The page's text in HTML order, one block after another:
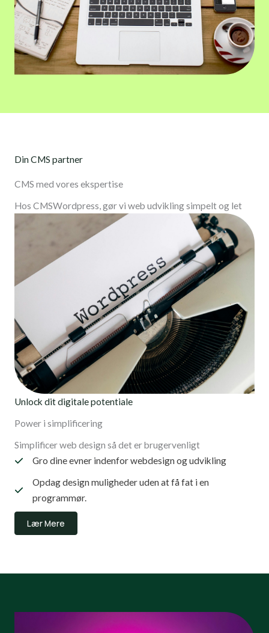
Din CMS partner
CMS med vores ekspertise
Hos CMSWordpress, gør vi web udvikling simpelt og let
Unlock dit digitale potentiale
Power i simplificering
Simplificer web design så det er brugervenligt
Gro dine evner indenfor webdesign og udvikling
Opdag design muligheder uden at få fat i en
programmør.
Lær Mere